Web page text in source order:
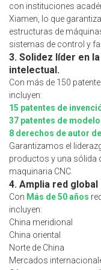
con instituciones
Xiamen, lo que
estructuras de
sistemas de control y
3. Solidez líder en
intelectual.
Con más de 150
incluyen:
15 patentes de
37 patentes de
8 derechos de autor
Garantizamos el
productos y una sólida
maquinaria CNC.
4. Amplia red
Con Más de 50 años
incluyen:
China meridional
China oriental
Norte de China
Mercados